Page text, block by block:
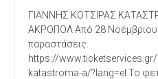
ΓΙΑΝΝΗΣ ΚΟΤΣΙΡΑΣ ΚΑΤΑΣΤΡΩΜΑ Α - ΘΕΑΤΡΟ
ΑΚΡΟΠΟΛ Από 28 Νοέμβριου και κάθε Δευτέρα για λίγες
παραστάσεις.
https://
katastroma-a/?lang=el Το φετινό χειμώνα ο Γιάννης